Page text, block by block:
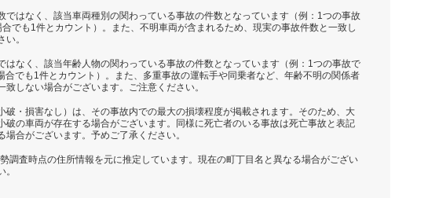
ではなく、該当車両種別の関わっている事故の件数となっています（例：1つの事故
でも1件とカウント）。また、不明車両が含まれるため、現実の事故件数と一致し
。
はなく、該当年齢人物の関わっている事故の件数となっています（例：1つの事故で
でも1件とカウント）。また、多重事故の運転手や同乗者など、年齢不明の関係者
しない場合がございます。ご注意ください。
破・損害なし）は、その事故内での最大の損壊程度が掲載されます。そのため、大
破の車両が存在する場合がございます。同様に死亡者のいる事故は死亡事故と表記
合がございます。予めご了承ください。
調査時点の住所情報を元に推定しています。現在の町丁目名と異なる場合がござい